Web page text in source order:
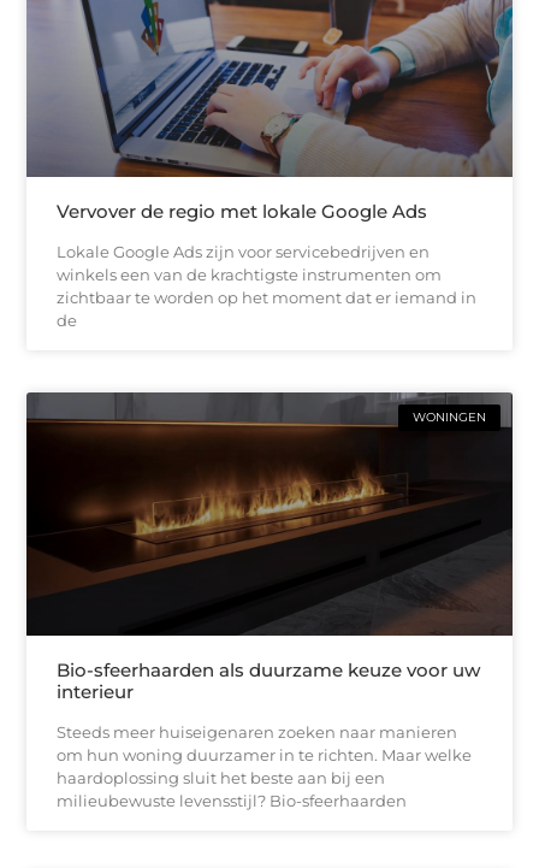
Vervover de regio met lokale Google Ads
Lokale Google Ads zijn voor servicebedrijven en
winkels een van de krachtigste instrumenten om
zichtbaar te worden op het moment dat er iemand in
de
WONINGEN
Bio-sfeerhaarden als duurzame keuze voor uw
interieur
Steeds meer huiseigenaren zoeken naar manieren
om hun woning duurzamer in te richten. Maar welke
haardoplossing sluit het beste aan bij een
milieubewuste levensstijl? Bio-sfeerhaarden